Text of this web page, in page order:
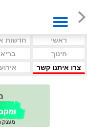
ראשי חדשות
חינוך
צרו איתנו קשר